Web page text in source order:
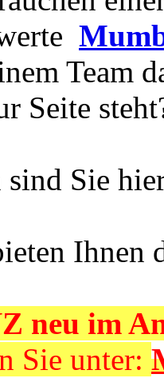
Team
Seite
sind Sie
Ihnen
neu im
Sie unter: